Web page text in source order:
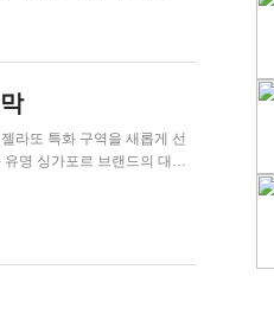
라인업을 갖췄다. 컨디
라또 특화 구역을 새롭게 선